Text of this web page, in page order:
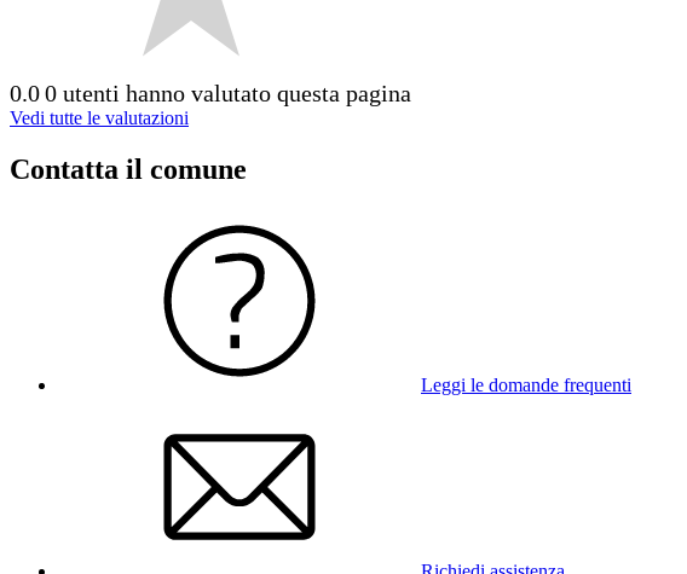
0.00 utenti hanno valutato questa pagina
Vedi tutte le valutazioni
Contatta il comune
Leggi le domande frequenti